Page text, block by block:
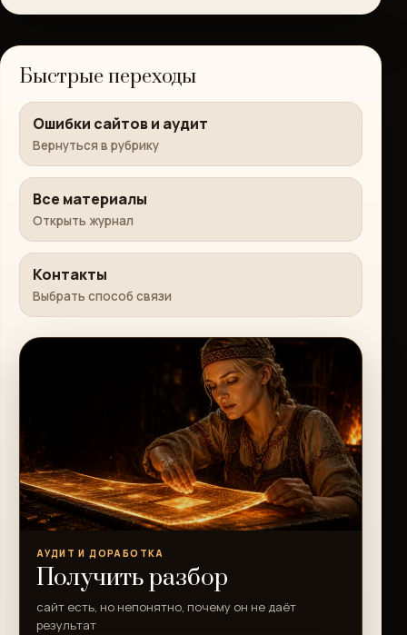
Быстрые переходы
Ошибки сайтов и аудит
Вернуться в рубрику
Все материалы
Открыть журнал
Контакты
Выбрать способ связи
АУДИТ И ДОРАБОТКА
Получить разбор
сайт есть, но непонятно, почему он не даёт
результат